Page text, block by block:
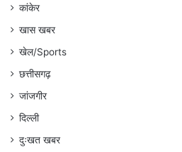
कांकेर
खास खबर
खेल/Sports
छत्तीसगढ़
जांजगीर
दिल्ली
दुःखत खबर